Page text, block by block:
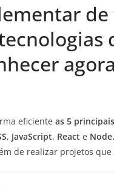
eficiente as 5
, JavaScript, React e
de realizar projetos